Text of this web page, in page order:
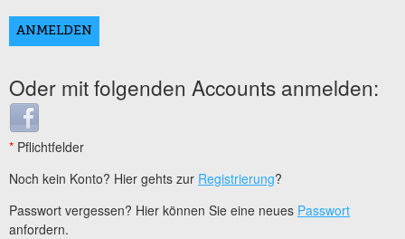
Oder mit folgenden Accounts anmelden:
Login with Facebook
* Pflichtfelder
Noch kein Konto? Hier gehts zur Registrierung?
Passwort vergessen? Hier können Sie eine neues Passwort
anfordern.